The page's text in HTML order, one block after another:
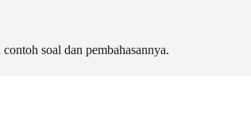
soal dan pembahasannya.